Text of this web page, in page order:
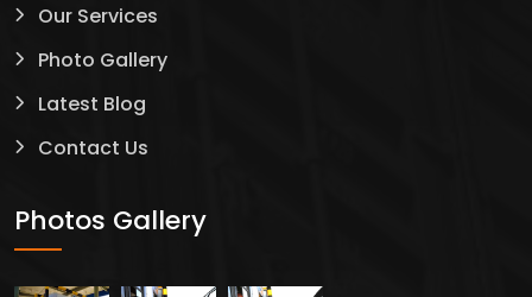
Our Services
Photo Gallery
Latest Blog
Contact Us
Photos Gallery